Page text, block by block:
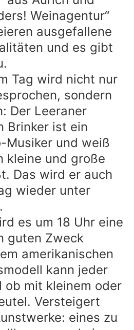
Weinagentur“
ausgefallene
und es gibt
Tag wird nicht nur
sondern
Der Leeraner
Brinker ist ein
Musiker und weiß
kleine und große
Das wird er auch
wieder unter
es um 18 Uhr eine
guten Zweck
amerikanischen
kann jeder
ob mit kleinem oder
Versteigert
eines zu